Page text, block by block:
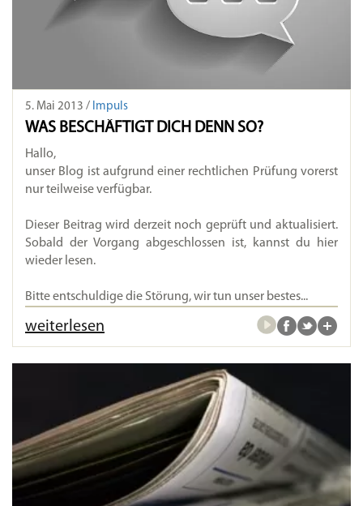
5. Mai 2013 / Impuls
WAS BESCHÄFTIGT DICH DENN SO?
Hallo,
unser Blog ist aufgrund einer rechtlichen Prüfung vorerst
nur teilweise verfügbar.
Dieser Beitrag wird derzeit noch geprüft und aktualisiert.
Sobald der Vorgang abgeschlossen ist, kannst du hier
wieder lesen.
Bitte entschuldige die Störung, wir tun unser bestes...
weiterlesen